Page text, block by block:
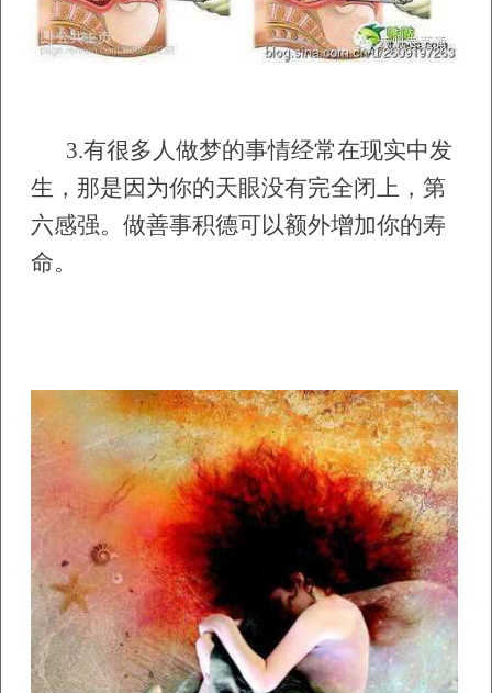
3.有很多人做梦的事情经常在现实中发
生，那是因为你的天眼没有完全闭上，第
六感强。做善事积德可以额外增加你的寿
命。